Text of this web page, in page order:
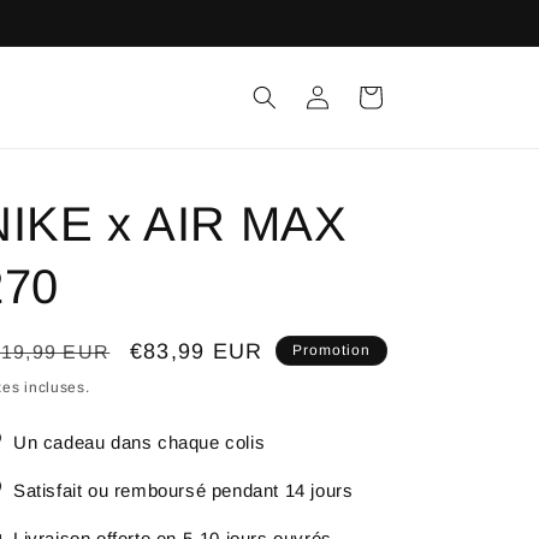
ConnexionPanier
x AIR MAX
EUR
Prix
€83,99 EUR Promotion
incluses.
Un cadeau dans chaque colis
Satisfait ou remboursé pendant 14 jours